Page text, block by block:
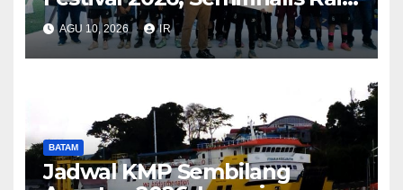
Tiket Ajang Internasional
AGU 10, 2026 IR
BATAM
Jadwal KMP Sembilang